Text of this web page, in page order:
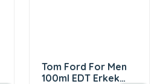
Tom Ford For Men
100ml EDT Erkek